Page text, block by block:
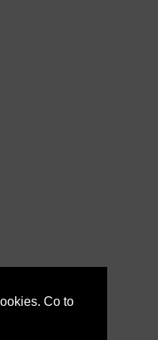
Co to
a.s. 2020